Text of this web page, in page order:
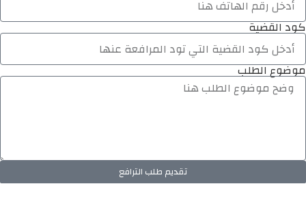
كود القضية
موضوع الطلب
تقديم طلب الترافع